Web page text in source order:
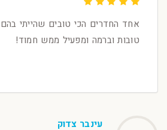
אחד החדרים הכי טובים שהייתי
טובות וברמה ומפעיל ממש חמוד!
עינבר צדוק